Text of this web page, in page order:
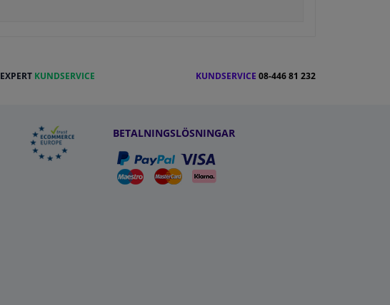
EXPERT KUNDSERVICE KUNDSERVICE 08-446 81 232
BETALNINGSLÖSNINGAR